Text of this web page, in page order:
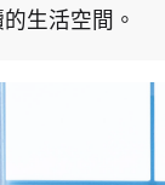
生活空間。